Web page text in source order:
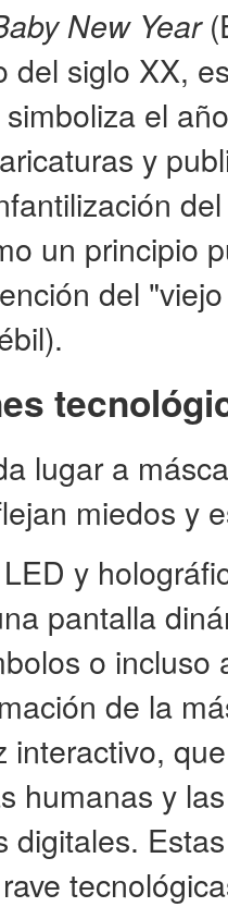
New Year
del siglo XX,
el
y
un principio
del
lugar a
miedos y
y
pantalla
o incluso
de la
interactivo,
humanas y
digitales.